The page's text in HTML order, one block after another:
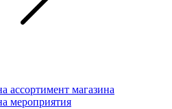
ассортимент магазина
мероприятия